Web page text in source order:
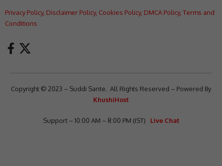
Privacy Policy, Disclaimer Policy, Cookies Policy, DMCA Policy, Terms and
Conditions
Copyright © 2023 – Suddi Sante. All Rights Reserved – Powered By
KhushiHost
Support – 10:00 AM – 8:00 PM (IST) Live Chat